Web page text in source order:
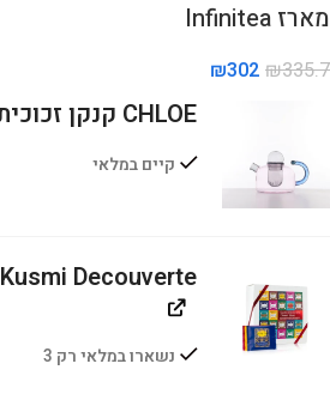
מארז Infinitea
₪335.7
₪302
CHLOE קנקן זכוכית
קיים במלאי
Kusmi Decouverte - מארז 45 תיוני תה
נשארו במלאי רק 3